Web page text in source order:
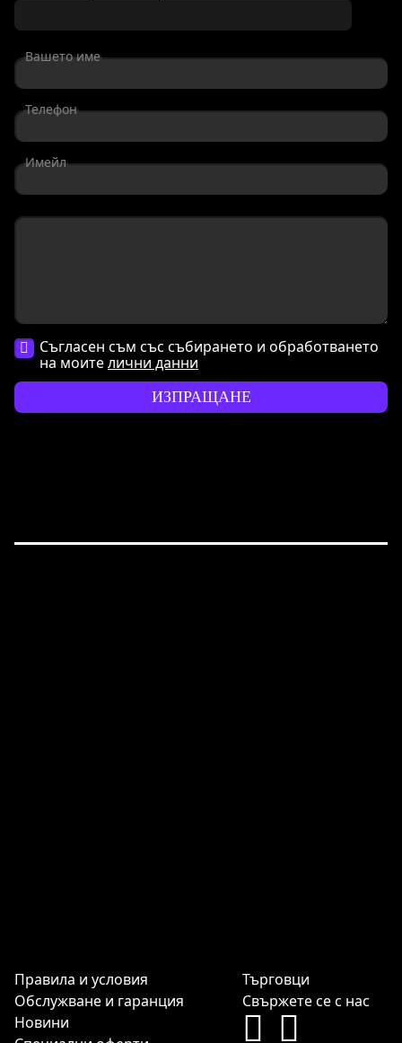
Съгласен съм със събирането и обработването
на моителични данни
ИЗПРАЩАНЕ
Правила и условия
Обслужване и гаранция
Новини
Търговци
Свържете се с нас